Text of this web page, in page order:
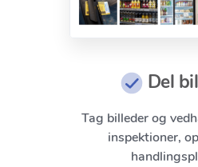
Del
Tag billeder og
inspektioner,